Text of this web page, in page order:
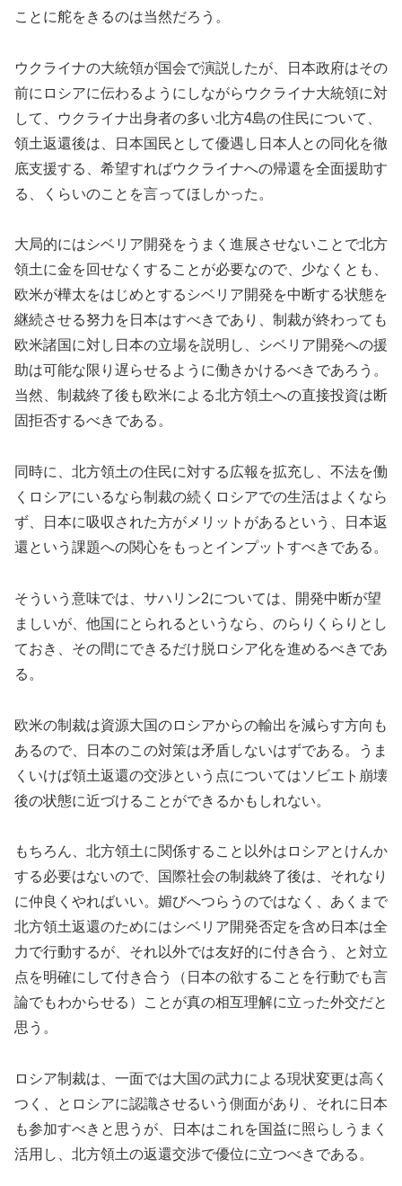
ことに舵をきるのは当然だろう。
ウクライナの大統領が国会で演説したが、日本政府はその
前にロシアに伝わるようにしながらウクライナ大統領に対
して、ウクライナ出身者の多い北方4島の住民について、
領土返還後は、日本国民として優遇し日本人との同化を徹
底支援する、希望すればウクライナへの帰還を全面援助す
る、くらいのことを言ってほしかった。
大局的にはシベリア開発をうまく進展させないことで北方
領土に金を回せなくすることが必要なので、少なくとも、
欧米が樺太をはじめとするシベリア開発を中断する状態を
継続させる努力を日本はすべきであり、制裁が終わっても
欧米諸国に対し日本の立場を説明し、シベリア開発への援
助は可能な限り遅らせるように働きかけるべきであろう。
当然、制裁終了後も欧米による北方領土への直接投資は断
固拒否するべきである。
同時に、北方領土の住民に対する広報を拡充し、不法を働
くロシアにいるなら制裁の続くロシアでの生活はよくなら
ず、日本に吸収された方がメリットがあるという、日本返
還という課題への関心をもっとインプットすべきである。
そういう意味では、サハリン2については、開発中断が望
ましいが、他国にとられるというなら、のらりくらりとし
ておき、その間にできるだけ脱ロシア化を進めるべきであ
る。
欧米の制裁は資源大国のロシアからの輸出を減らす方向も
あるので、日本のこの対策は矛盾しないはずである。うま
くいけば領土返還の交渉という点についてはソビエト崩壊
後の状態に近づけることができるかもしれない。
もちろん、北方領土に関係すること以外はロシアとけんか
する必要はないので、国際社会の制裁終了後は、それなり
に仲良くやればいい。媚びへつらうのではなく、あくまで
北方領土返還のためにはシベリア開発否定を含め日本は全
力で行動するが、それ以外では友好的に付き合う、と対立
点を明確にして付き合う（日本の欲することを行動でも言
論でもわからせる）ことが真の相互理解に立った外交だと
思う。
ロシア制裁は、一面では大国の武力による現状変更は高く
つく、とロシアに認識させるいう側面があり、それに日本
も参加すべきと思うが、日本はこれを国益に照らしうまく
活用し、北方領土の返還交渉で優位に立つべきである。